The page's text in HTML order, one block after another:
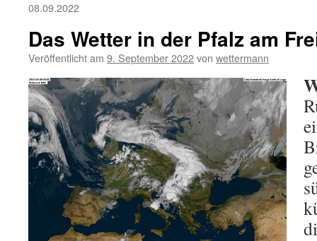
08.09.2022
Das Wetter in der Pfalz am
Veröffentlicht am 9. September 2022von wettermann